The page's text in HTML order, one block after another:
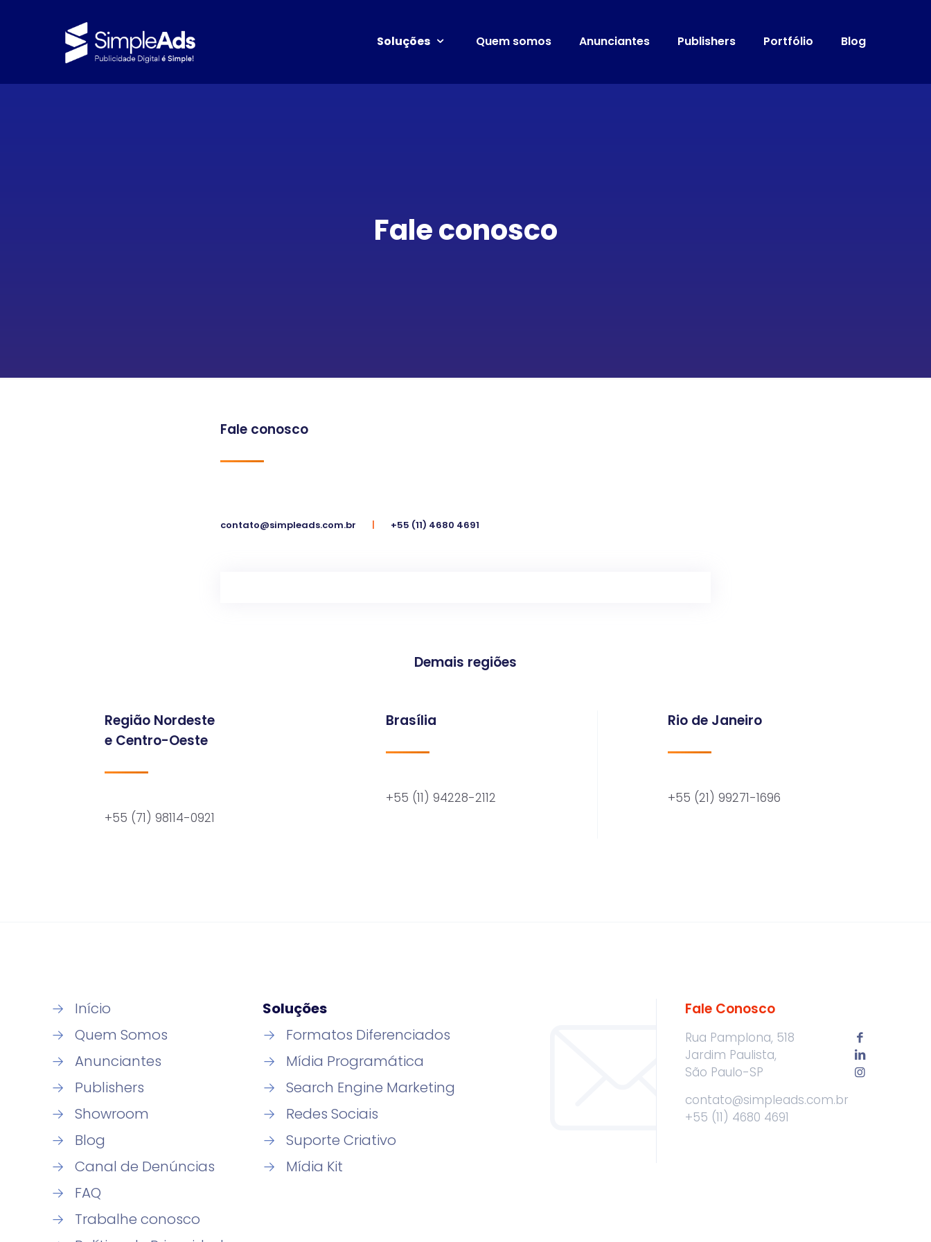
Soluções Quem somos Anunciantes Publishers Portfólio Blog
Fale conosco
Fale conosco
contato@simpleads.com.br | +55 (11) 4680 4691
Demais regiões
Região Nordeste
e Centro-Oeste
+55 (71) 98114-0921
Brasília
+55 (11) 94228-2112
Rio de Janeiro
+55 (21) 99271-1696
→
Início
→
Quem Somos
→
Anunciantes
→
Publishers
→
Showroom
→
Blog
→
Canal de Denúncias
→
FAQ
→
Trabalhe conosco
Soluções
→
Formatos Diferenciados
→
Mídia Programática
→
Search Engine Marketing
→
Redes Sociais
→
Suporte Criativo
→
Mídia Kit
Fale Conosco
Rua Pamplona, 518
Jardim Paulista,
São Paulo-SP
contato@simpleads.com.br
+55 (11) 4680 4691